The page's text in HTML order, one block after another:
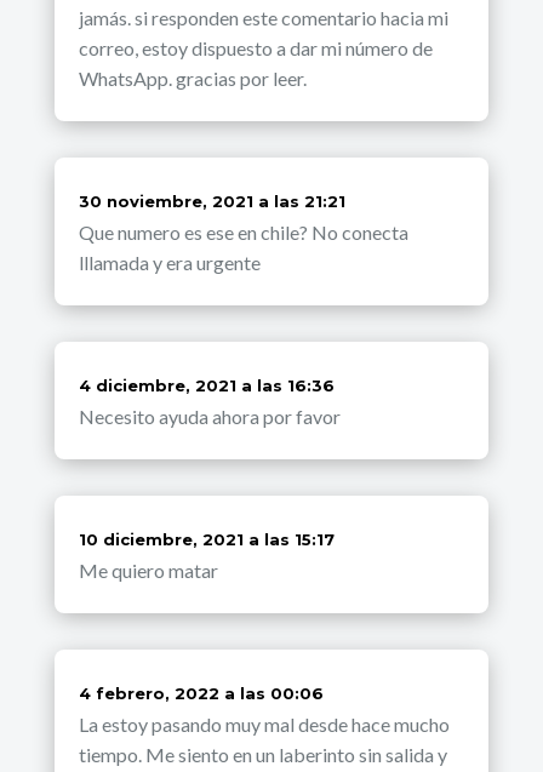
jamás. si responden este comentario hacia mi
correo, estoy dispuesto a dar mi número de
WhatsApp. gracias por leer.
dice:
30 noviembre, 2021 a las 21:21
Que numero es ese en chile? No conecta
lllamada y era urgente
dice:
4 diciembre, 2021 a las 16:36
Necesito ayuda ahora por favor
dice:
10 diciembre, 2021 a las 15:17
Me quiero matar
dice:
4 febrero, 2022 a las 00:06
La estoy pasando muy mal desde hace mucho
tiempo. Me siento en un laberinto sin salida y